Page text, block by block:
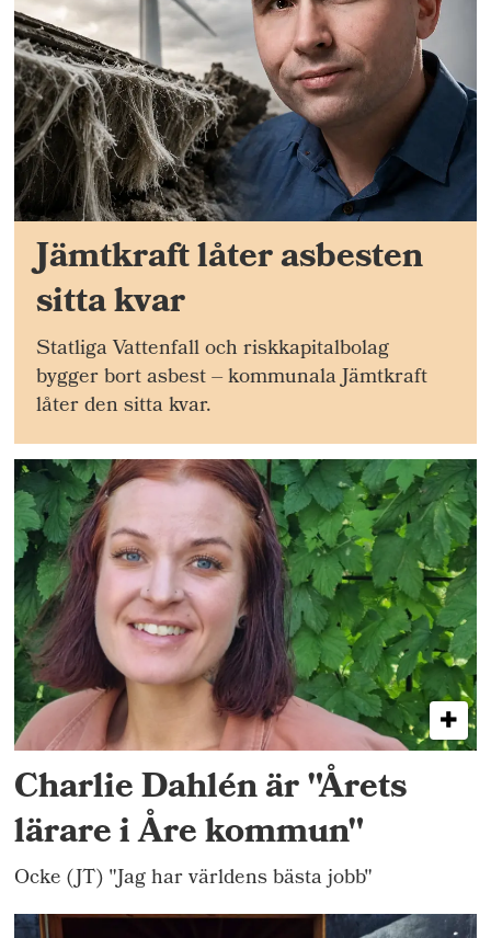
Jämtkraft låter asbesten
sitta kvar
Statliga Vattenfall och riskkapitalbolag
bygger bort asbest – kommunala Jämtkraft
låter den sitta kvar.
Charlie Dahlén är "Årets
lärare i Åre kommun"
Ocke (JT) "Jag har världens bästa jobb"